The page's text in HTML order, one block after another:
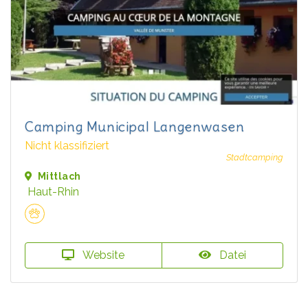
Camping Municipal Langenwasen
Nicht klassifiziert
Stadtcamping
Mittlach
Haut-Rhin
Website Datei